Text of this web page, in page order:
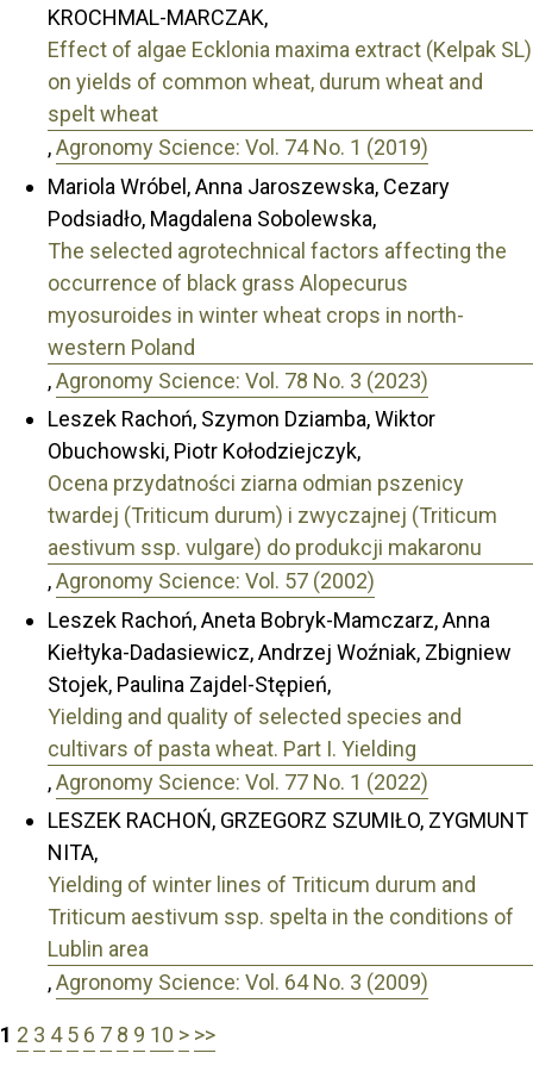
KROCHMAL-MARCZAK,
Effect of algae Ecklonia maxima extract (Kelpak SL)
on yields of common wheat, durum wheat and
spelt wheat
,Agronomy Science: Vol. 74 No. 1 (2019)
Mariola Wróbel, Anna Jaroszewska, Cezary
Podsiadło, Magdalena Sobolewska,
The selected agrotechnical factors affecting the
occurrence of black grass Alopecurus
myosuroides in winter wheat crops in north-
western Poland
,Agronomy Science: Vol. 78 No. 3 (2023)
Leszek Rachoń, Szymon Dziamba, Wiktor
Obuchowski, Piotr Kołodziejczyk,
Ocena przydatności ziarna odmian pszenicy
twardej (Triticum durum) i zwyczajnej (Triticum
aestivum ssp. vulgare) do produkcji makaronu
,Agronomy Science: Vol. 57 (2002)
Leszek Rachoń, Aneta Bobryk-Mamczarz, Anna
Kiełtyka-Dadasiewicz, Andrzej Woźniak, Zbigniew
Stojek, Paulina Zajdel-Stępień,
Yielding and quality of selected species and
cultivars of pasta wheat. Part I. Yielding
,Agronomy Science: Vol. 77 No. 1 (2022)
LESZEK RACHOŃ, GRZEGORZ SZUMIŁO, ZYGMUNT
NITA,
Yielding of winter lines of Triticum durum and
Triticum aestivum ssp. spelta in the conditions of
Lublin area
,Agronomy Science: Vol. 64 No. 3 (2009)
1 2 3 4 5 6 7 8 9 10 > >>